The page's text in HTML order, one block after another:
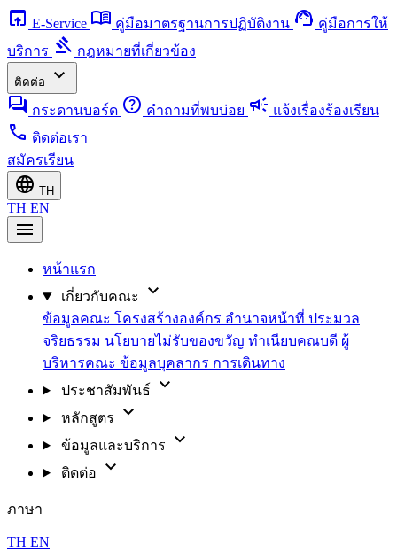
open_in_browser E-Service menu_book คู่มือมาตรฐานการปฏิบัติงาน support_agent คู่มือการให้
บริการ gavel กฎหมายที่เกี่ยวข้อง
ติดต่อ
expand_more
forum กระดานบอร์ด help คำถามที่พบบ่อย campaign แจ้งเรื่องร้องเรียน
call ติดต่อเรา
สมัครเรียน
language TH
TH EN
menu
หน้าแรก
เกี่ยวกับคณะ
expand_more
ข้อมูลคณะ โครงสร้างองค์กร อำนาจหน้าที่ ประมวล
จริยธรรม นโยบายไม่รับของขวัญ ทำเนียบคณบดี ผู้
บริหารคณะ ข้อมูลบุคลากร การเดินทาง
ประชาสัมพันธ์
expand_more
หลักสูตร expand_more
ข้อมูลและบริการ expand_more
ติดต่อ expand_more
ภาษา
TH EN